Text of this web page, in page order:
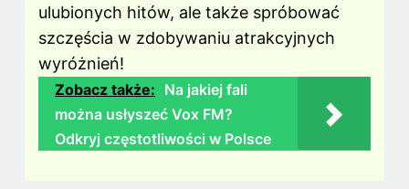
ulubionych hitów, ale także spróbować
szczęścia w zdobywaniu atrakcyjnych
wyróżnień!
Zobacz także: Na jakiej fali
można usłyszeć Vox FM?
Odkryj częstotliwości w Polsce